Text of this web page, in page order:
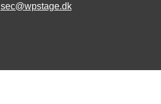
sec@wpstage.dk